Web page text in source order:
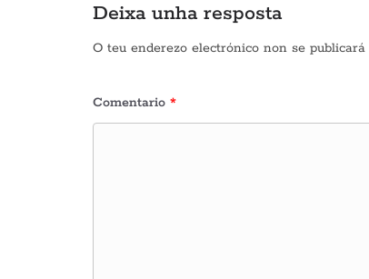
Deixa unha resposta
O teu enderezo electrónico non se publicará
Comentario *